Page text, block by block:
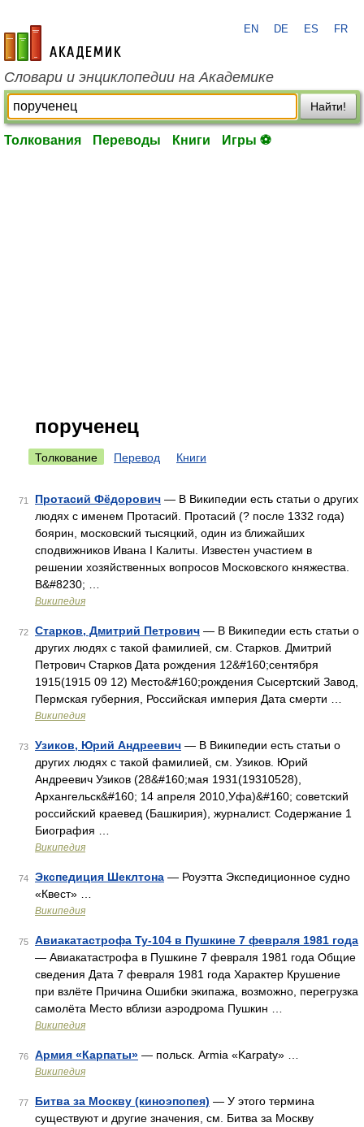
academic.ru
EN DE ES FR
Словари и энциклопедии на Академике
Найти!
Толкования Переводы Книги Игры ⚽
порученец
Толкование Перевод Книги
71 Протасий Фёдорович — В Википедии есть статьи о других
людях с именем Протасий. Протасий (? после 1332 года)
боярин, московский тысяцкий, один из ближайших
сподвижников Ивана I Калиты. Известен участием в
решении хозяйственных вопросов Московского княжества.
В&#8230; …
Википедия
72 Старков, Дмитрий Петрович — В Википедии есть статьи о
других людях с такой фамилией, см. Старков. Дмитрий
Петрович Старков Дата рождения 12&#160;сентября
1915(1915 09 12) Место&#160;рождения Сысертский Завод,
Пермская губерния, Российская империя Дата смерти …
Википедия
73 Узиков, Юрий Андреевич — В Википедии есть статьи о
других людях с такой фамилией, см. Узиков. Юрий
Андреевич Узиков (28&#160;мая 1931(19310528),
Архангельск&#160; 14 апреля 2010,Уфа)&#160; советский
российский краевед (Башкирия), журналист. Содержание 1
Биография …
Википедия
74 Экспедиция Шеклтона — Роуэтта Экспедиционное судно
«Квест» …
Википедия
75
Авиакатастрофа Ту-104 в Пушкине 7 февраля 1981 года
— Авиакатастрофа в Пушкине 7 февраля 1981 года Общие
сведения Дата 7 февраля 1981 года Характер Крушение
при взлёте Причина Ошибки экипажа, возможно, перегрузка
самолёта Место вблизи аэродрома Пушкин …
Википедия
76 Армия «Карпаты» — польск. Armia «Karpaty» …
Википедия
77 Битва за Москву (киноэпопея) — У этого термина
существуют и другие значения, см. Битва за Москву